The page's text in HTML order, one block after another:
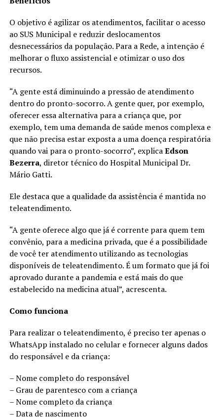
O objetivo é agilizar os atendimentos, facilitar o acesso
ao SUS Municipal e reduzir deslocamentos
desnecessários da população. Para a Rede, a intenção é
melhorar o fluxo assistencial e otimizar o uso dos
recursos.
“A gente está diminuindo a pressão de atendimento
dentro do pronto-socorro. A gente quer, por exemplo,
oferecer essa alternativa para a criança que, por
exemplo, tem uma demanda de saúde menos complexa e
que não precisa estar exposta a uma doença respiratória
quando vai para o pronto-socorro”, explicaEdson
Bezerra, diretor técnico do Hospital Municipal Dr.
Mário Gatti.
Ele destaca que a qualidade da assistência é mantida no
teleatendimento.
“A gente oferece algo que já é corrente para quem tem
convênio, para a medicina privada, que é a possibilidade
de você ter atendimento utilizando as tecnologias
disponíveis de teleatendimento. É um formato que já foi
aprovado durante a pandemia e está mais do que
estabelecido na medicina atual”, acrescenta.
Como funciona
Para realizar o teleatendimento, é preciso ter apenas o
WhatsApp instalado no celular e fornecer alguns dados
do responsável e da criança:
– Nome completo do responsável
– Grau de parentesco com a criança
– Nome completo da criança
– Data de nascimento